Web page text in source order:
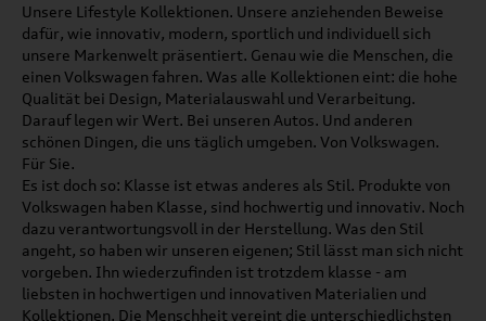
Unsere Lifestyle Kollektionen. Unsere anziehenden Beweise
dafür, wie innovativ, modern, sportlich und individuell sich
unsere Markenwelt präsentiert. Genau wie die Menschen, die
einen Volkswagen fahren. Was alle Kollektionen eint: die hohe
Qualität bei Design, Materialauswahl und Verarbeitung.
Darauf legen wir Wert. Bei unseren Autos. Und anderen
schönen Dingen, die uns täglich umgeben. Von Volkswagen.
Für Sie.
Es ist doch so: Klasse ist etwas anderes als Stil. Produkte von
Volkswagen haben Klasse, sind hochwertig und innovativ. Noch
dazu verantwortungsvoll in der Herstellung. Was den Stil
angeht, so haben wir unseren eigenen; Stil lässt man sich nicht
vorgeben. Ihn wiederzufinden ist trotzdem klasse - am
liebsten in hochwertigen und innovativen Materialien und
Kollektionen. Die Menschheit vereint die unterschiedlichsten